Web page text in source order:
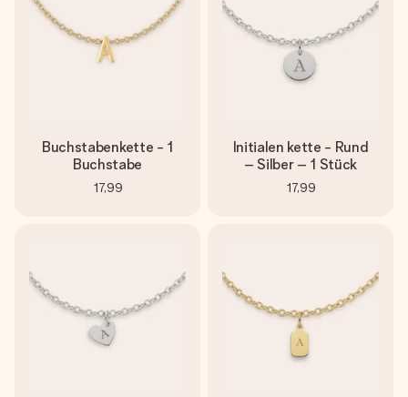
Buchstabenkette - 1
Buchstabe
17,99
Initialen kette - Rund
– Silber – 1 Stück
17,99